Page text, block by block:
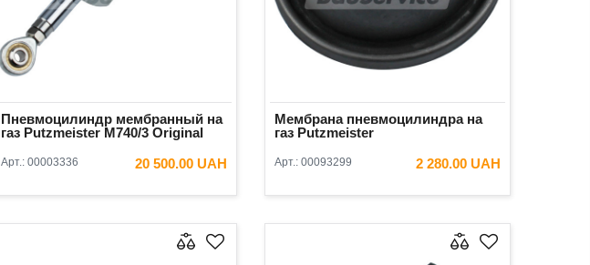
Пневмоцилиндр мембранный на
газ Putzmeister М740/3 Original
Арт.: 00003336 20 500.00 UAH
В КОРЗИНУ
Мембрана пневмоцилиндра на
газ Putzmeister
Арт.: 00093299 2 280.00 UAH
В КОРЗИНУ